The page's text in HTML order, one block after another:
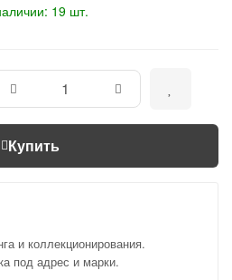
19 шт.
Купить
и коллекционирования.
под адрес и марки.